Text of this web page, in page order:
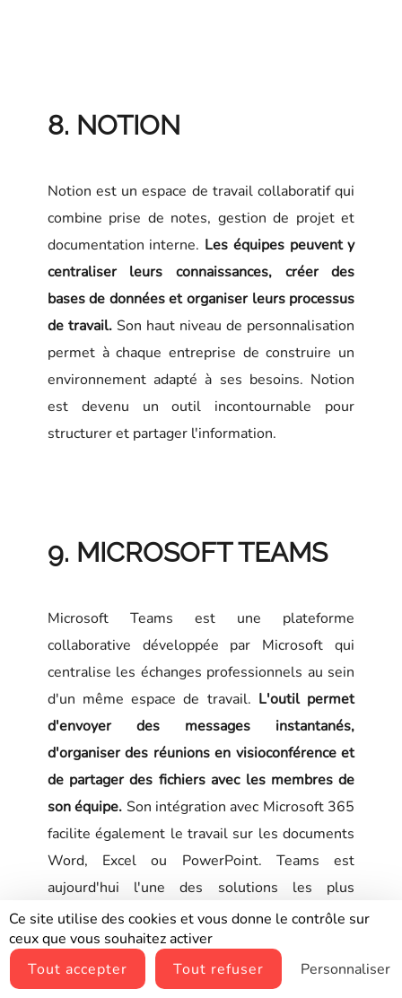
8. NOTION
Notion est un espace de travail collaboratif qui
combine prise de notes, gestion de projet et
documentation interne. Les équipes peuvent y
centraliser leurs connaissances, créer des
bases de données et organiser leurs processus
de travail.Son haut niveau de personnalisation
permet à chaque entreprise de construire un
environnement adapté à ses besoins. Notion
est devenu un outil incontournable pour
structurer et partager l'information.
9. MICROSOFT TEAMS
Microsoft Teams est une plateforme
collaborative développée par Microsoft qui
centralise les échanges professionnels au sein
d'un même espace de travail. L'outil permet
d'envoyer des messages instantanés,
d'organiser des réunions en visioconférence et
de partager des fichiers avec les membres de
son équipe. Son intégration avec Microsoft 365
facilite également le travail sur les documents
Word, Excel ou PowerPoint. Teams est
aujourd'hui l'une des solutions les plus
utilisées par les entreprises en télétravail.
Elle est particulièrement adaptée aux grandes
entreprises déjà équipées de l’écosystème
Ce site utilise des cookies et vous donne le contrôle sur
ceux que vous souhaitez activer
Tout accepter
Tout refuser Personnaliser